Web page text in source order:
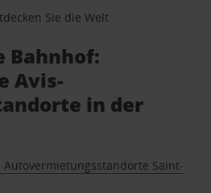
Sie die Welt.
Bahnhof:
Avis-
in der
Autovermietungsstandorte Saint-